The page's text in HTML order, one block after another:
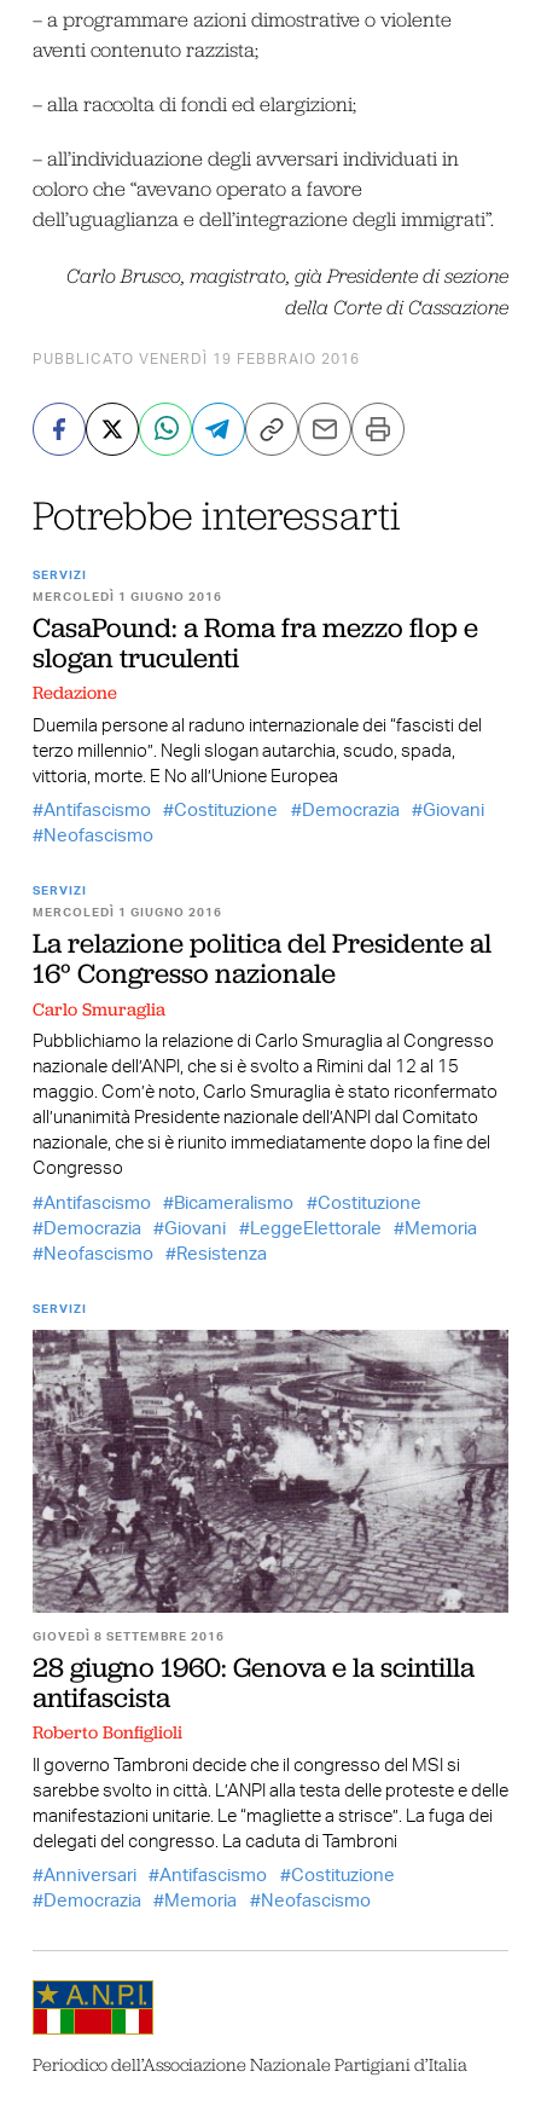
– a programmare azioni dimostrative o violente
aventi contenuto razzista;
– alla raccolta di fondi ed elargizioni;
– all’individuazione degli avversari individuati in
coloro che “avevano operato a favore
dell’uguaglianza e dell’integrazione degli immigrati”.
Carlo Brusco, magistrato, già Presidente di sezione
della Corte di Cassazione
PUBBLICATO VENERDÌ 19 FEBBRAIO 2016
Potrebbe interessarti
SERVIZI
MERCOLEDÌ 1 GIUGNO 2016
CasaPound: a Roma fra mezzo flop e
slogan truculenti
Redazione
Duemila persone al raduno internazionale dei “fascisti del
terzo millennio”. Negli slogan autarchia, scudo, spada,
vittoria, morte. E No all’Unione Europea
Antifascismo
Costituzione Democrazia
Giovani
Neofascismo
SERVIZI
MERCOLEDÌ 1 GIUGNO 2016
La relazione politica del Presidente al
16° Congresso nazionale
Carlo Smuraglia
Pubblichiamo la relazione di Carlo Smuraglia al Congresso
nazionale dell’ANPI, che si è svolto a Rimini dal 12 al 15
maggio. Com’è noto, Carlo Smuraglia è stato riconfermato
all’unanimità Presidente nazionale dell’ANPI dal Comitato
nazionale, che si è riunito immediatamente dopo la fine del
Congresso
Antifascismo
Bicameralismo
Costituzione
Democrazia
Giovani LeggeElettorale
Memoria
Neofascismo
Resistenza
SERVIZI
GIOVEDÌ 8 SETTEMBRE 2016
28 giugno 1960: Genova e la scintilla
antifascista
Roberto Bonfiglioli
Il governo Tambroni decide che il congresso del MSI si
sarebbe svolto in città. L’ANPI alla testa delle proteste e delle
manifestazioni unitarie. Le “magliette a strisce”. La fuga dei
delegati del congresso. La caduta di Tambroni
Anniversari
Antifascismo
Costituzione
Democrazia
Memoria Neofascismo
Periodico dell’Associazione Nazionale Partigiani d’Italia